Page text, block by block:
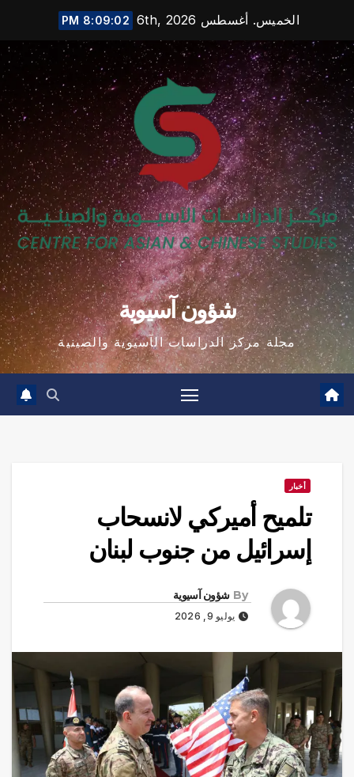
content
الخميس. أغسطس 6th, 2026 8:09:03 PM
شؤون آسيوية
مجلة مركز الدراسات الآسيوية والصينية
أخبار
تلميح أميركي لانسحاب
إسرائيل من جنوب لبنان
By شؤون آسيوية
يوليو 9, 2026